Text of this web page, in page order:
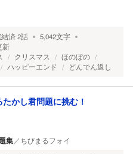
済2話 5,042文字
新
クリスマス
ほのぼの
ハッピーエンド どんでん返し
かし君問題に挑む！
集／ちびまるフォイ